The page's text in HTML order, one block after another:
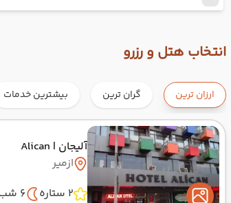
انتخاب هتل و رزرو
ارزان ترین گران ترین بیشترین خدمات
آلیجان | Alican
ازمیر
2 ستاره
6 شب